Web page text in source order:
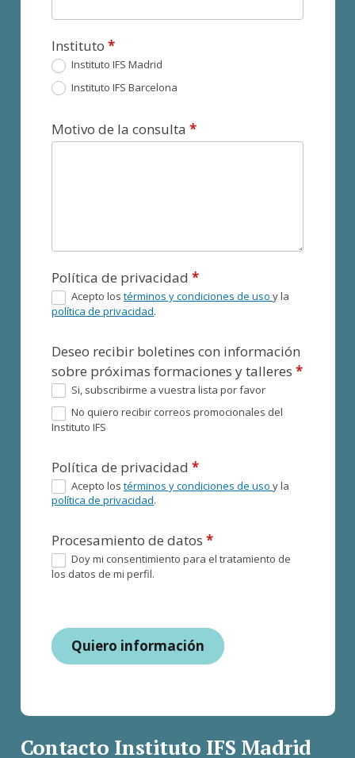
Instituto*
Instituto IFS Madrid
Instituto IFS Barcelona
Motivo de la consulta*
Política de privacidad*
Acepto lostérminos y condiciones de usoy la
política de privacidad.
Deseo recibir boletines con información
sobre próximas formaciones y talleres*
Si, subscribirme a vuestra lista por favor
No quiero recibir correos promocionales del
Instituto IFS
Política de privacidad*
Acepto lostérminos y condiciones de usoy la
política de privacidad.
Procesamiento de datos*
Doy mi consentimiento para el tratamiento de
los datos de mi perfil.
Quiero información
Contacto Instituto IFS Madrid